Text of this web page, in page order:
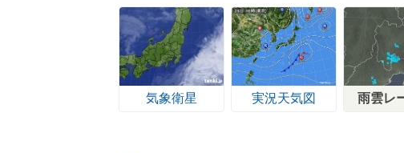
気象衛星 実況天気図 雨雲レ